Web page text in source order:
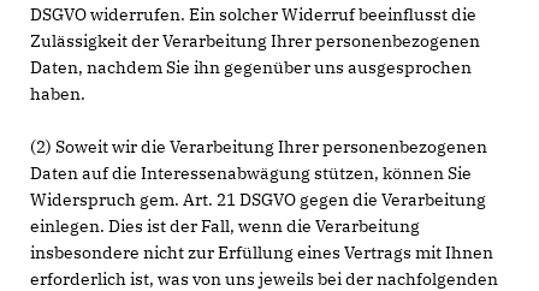
DSGVO widerrufen. Ein solcher Widerruf beeinflusst die
Zulässigkeit der Verarbeitung Ihrer personenbezogenen
Daten, nachdem Sie ihn gegenüber uns ausgesprochen
haben.
(2) Soweit wir die Verarbeitung Ihrer personenbezogenen
Daten auf die Interessenabwägung stützen, können Sie
Widerspruch gem. Art. 21 DSGVO gegen die Verarbeitung
einlegen. Dies ist der Fall, wenn die Verarbeitung
insbesondere nicht zur Erfüllung eines Vertrags mit Ihnen
erforderlich ist, was von uns jeweils bei der nachfolgenden